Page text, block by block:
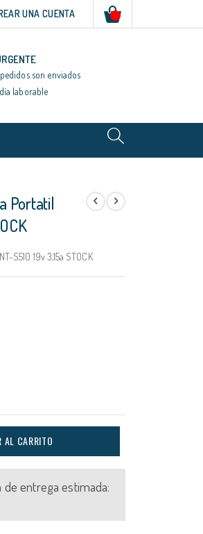
UNA CUENTA
son enviados
laborable
Portatil
S510 19v 3,15a STOCK
AL CARRITO
de entrega estimada: